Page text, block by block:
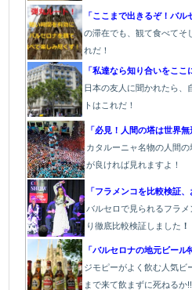
「ここまで出きるぞ！バル
の滞在でも、観て食べてそ
れだ！
「私達なら知り合いをここ
日本の友人に聞かれたら、
トはこれだ！
「必見！人間の塔は世界無
カタルーニャ名物の人間
が良ければ見れますよ！
「フラメンコを比較検証
バルセロで見られるフラ
り徹底比較検証しました ！
「バルセロナの地元ビール
ジモピーがよく飲む人気ビ
まで来て飲まずに死ねるか!!